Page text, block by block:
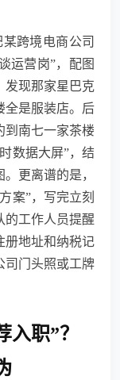
跨境电商公司
运营岗”，配图
发现那家星巴克
是服装店。后
到南七一家茶楼
数据大屏”，结
更离谱的是，
案”，写完立刻
的工作人员提醒
册地址和纳税记
司门头照或工牌
入职”？